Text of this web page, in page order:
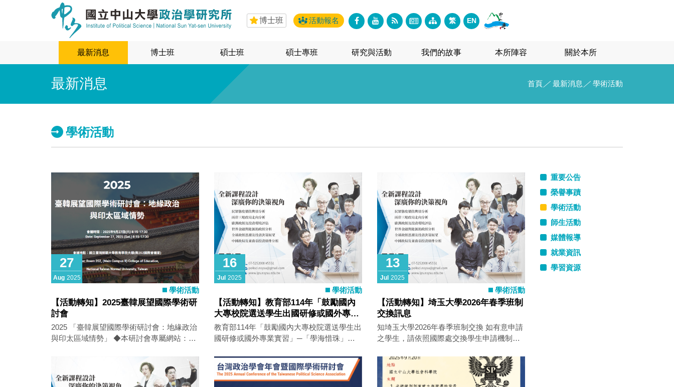
博士班 活動報名 繁 EN
最新消息 博士班 碩士班 碩士專班 研究與活動 我們的故事 本所陣容 關於本所
最新消息 首頁 ／ 最新消息 ／ 學術活動
學術活動
27
Aug 2025
學術活動
【活動轉知】2025臺韓展望國際學術研
討會
2025 「臺韓展望國際學術研討會：地緣政治
與印太區域情勢」 ◆本研討會專屬網站：
9月10日(三) (如報名人數達80人，將提前關
September 10, 2025 (Wednesday) (The
16
Jul 2025
學術活動
【活動轉知】教育部114年「鼓勵國內
大專校院選送學生出國研修或國外專業
實習」
教育部114年「鼓勵國內大專校院選送學生出
國研修或國外專業實習」─「學海惜珠」、
次甄選作業 一、教育部114年「鼓勵國內大
專校院選送學生出國研修或國外專業實習」
─「學海惜珠」、「學海築夢」及「新南向
13
Jul 2025
學術活動
【活動轉知】埼玉大學2026年春季班制
交換訊息
知埼玉大學2026年春季班制交換 如有意申請
之學生，請依照國際處交換學生申請機制申
重要公告
榮譽事蹟
學術活動
師生活動
媒體報導
就業資訊
學習資源